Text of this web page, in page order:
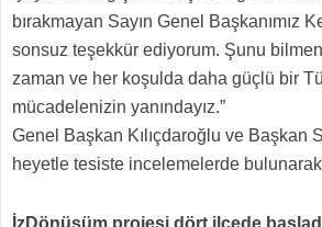
bırakmayan Sayın Genel Başkanımız
sonsuz teşekkür ediyorum. Şunu
zaman ve her koşulda daha güçlü bir
mücadelenizin yanındayız.”
Genel Başkan Kılıçdaroğlu ve Başkan
heyetle tesiste incelemelerde
İzDönüşüm projesi dört ilçede